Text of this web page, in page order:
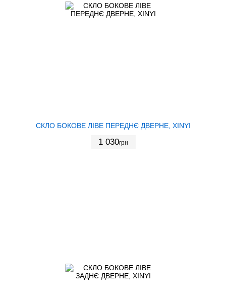
СКЛО БОКОВЕ ЛІВЕ ПЕРЕДНЄ ДВЕРНЕ, XINYI
1 030грн